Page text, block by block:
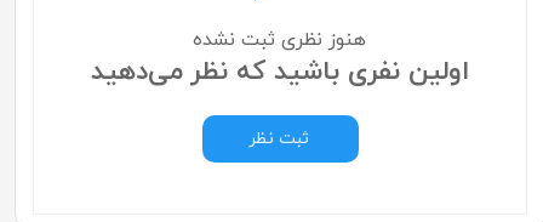
هنوز نظری ثبت نشده
اولین نفری باشید که نظر می‌دهید
ثبت نظر